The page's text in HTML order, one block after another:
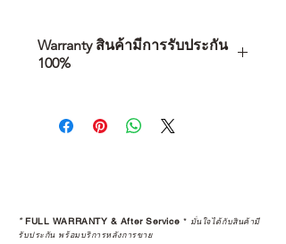
Warranty สินค้ามีการรับประกัน
100%
คุณตัดสินใจซื้อ แต่รวมไปถึง
“ประสบการณ์หลังการใช้งาน” ใน
STUDIO และร้านตัวแทนจำหน่ายที่
ได้รับการแต่งตั้งอย่างเป็นทางการ จะ
*FULL WARRANTY & After Service * มั่นใจได้กับสินค้ามี
รับประกัน พร้อมบริการหลังการขาย